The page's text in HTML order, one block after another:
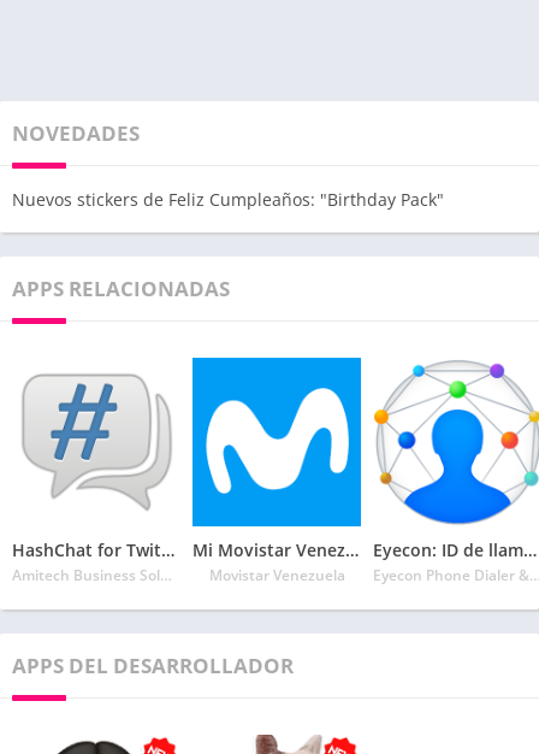
NOVEDADES
Nuevos stickers de Feliz Cumpleaños: "Birthday Pack"
APPS RELACIONADAS
HashChat for Twitter
Amitech Business Solutions
Mi Movistar Venezuela-Saldo, Recargas, Pagos y más
Movistar Venezuela
Eyecon: ID de llamadas, Marcador, contactos telf.
Eyecon Phone
APPS DEL DESARROLLADOR